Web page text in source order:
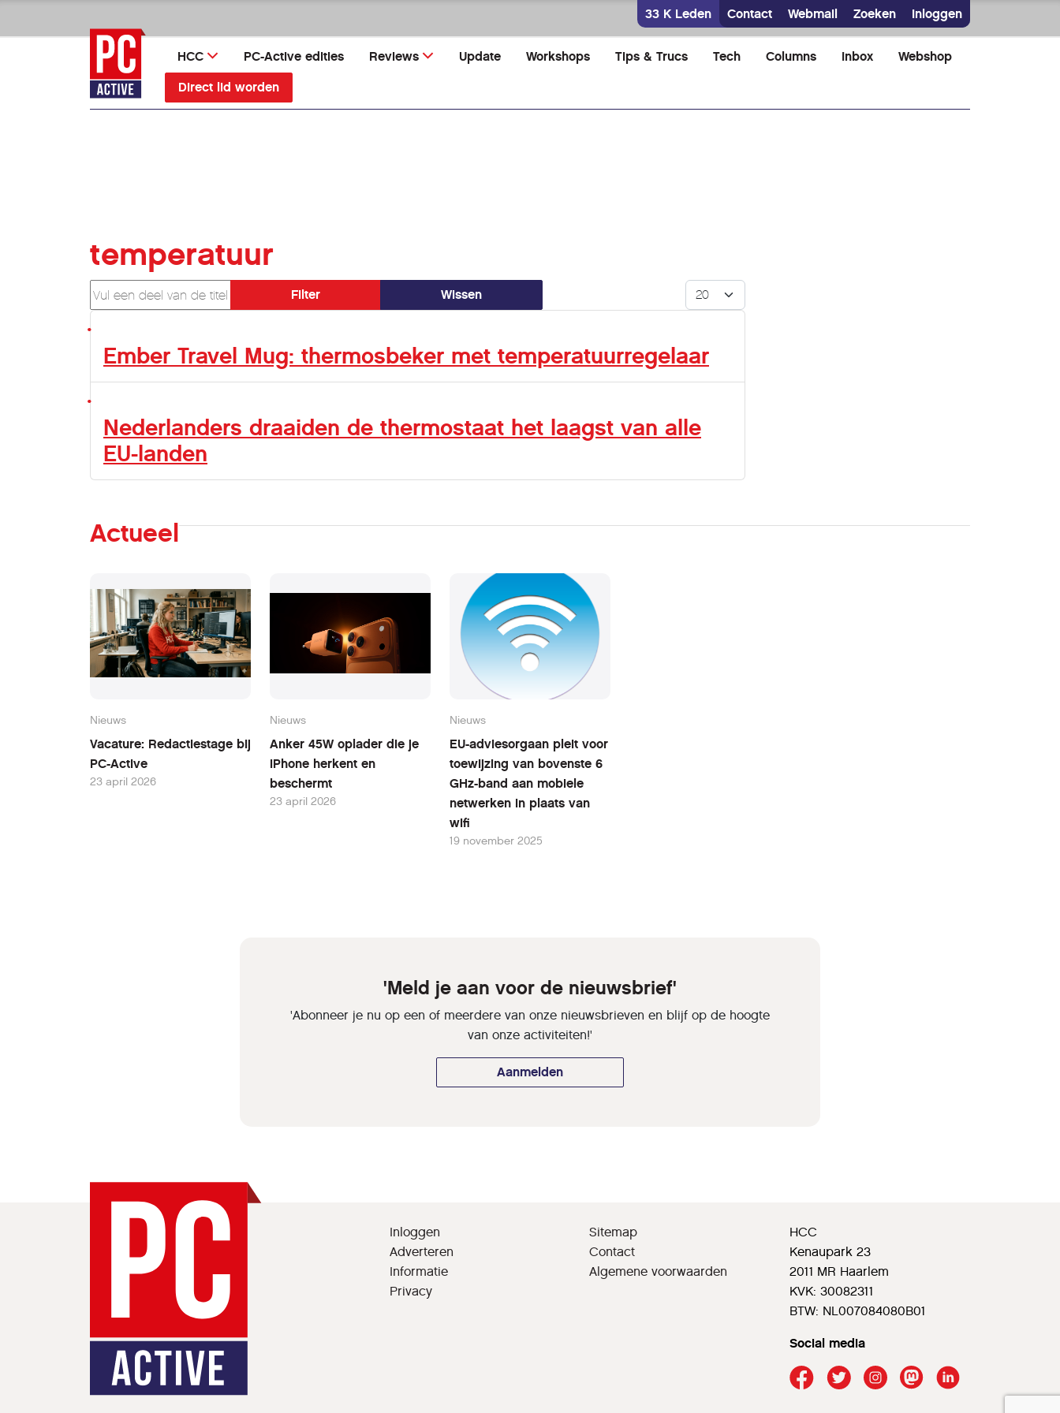
direct
naar
inhoud
33 K Leden Contact Webmail Zoeken Inloggen
HCC PC-Active edities Reviews Update Workshops Tips & Trucs Tech Columns Inbox Webshop
Direct lid worden
temperatuur
Vul een deel van de titel in Filter Wissen Toon #
Ember Travel Mug: thermosbeker met temperatuurregelaar
Nederlanders draaiden de thermostaat het laagst van alle
EU-landen
Actueel
Nieuws
Vacature: Redactiestage bij
PC-Active
23 april 2026
Nieuws
Anker 45W oplader die je
iPhone herkent en
beschermt
23 april 2026
Nieuws
EU-adviesorgaan pleit voor
toewijzing van bovenste 6
GHz-band aan mobiele
netwerken in plaats van
wifi
19 november 2025
'Meld je aan voor de nieuwsbrief'
'Abonneer je nu op een of meerdere van onze nieuwsbrieven en blijf op de hoogte
van onze activiteiten!'
Aanmelden
Inloggen
Adverteren
Informatie
Privacy
Sitemap
Contact
Algemene voorwaarden
HCC
Kenaupark 23
2011 MR Haarlem
KVK: 30082311
BTW: NL007084080B01
Social media